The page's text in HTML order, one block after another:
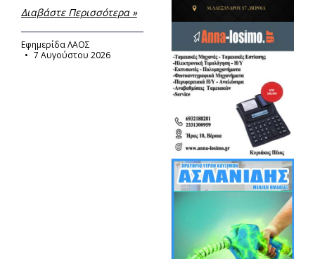
Διαβάστε Περισσότερα »
Εφημερίδα ΛΑΟΣ
7 Αυγούστου 2026